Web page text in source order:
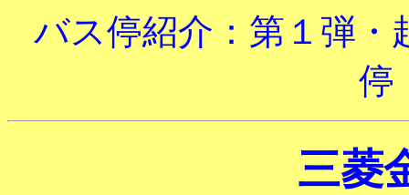
バス停紹介：第１弾
停
三菱